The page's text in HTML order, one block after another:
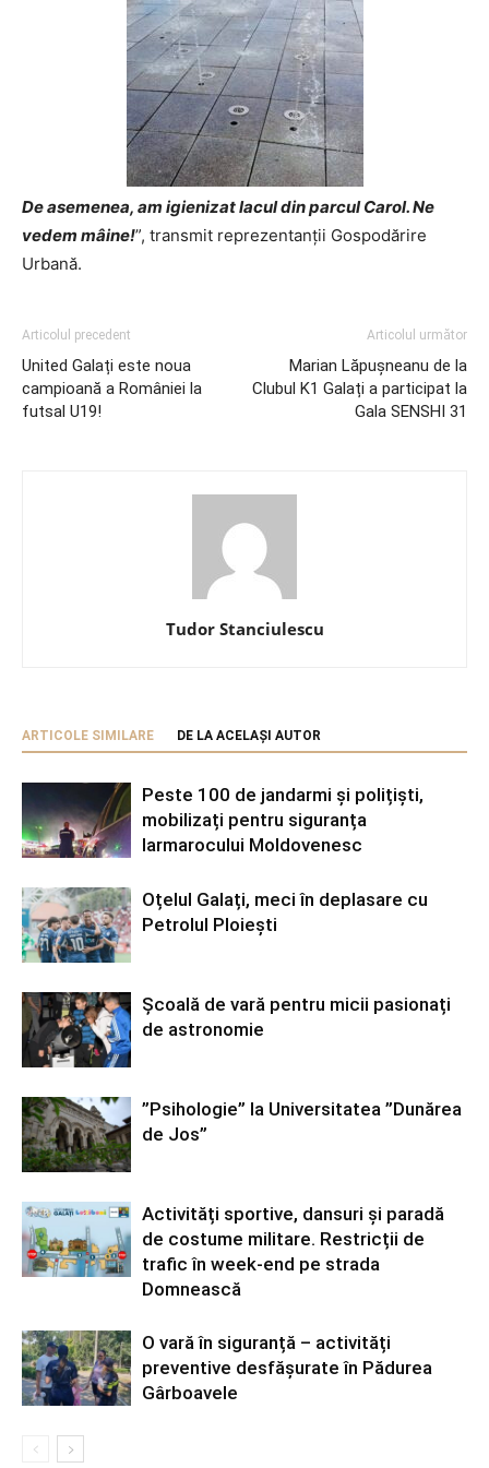
De asemenea, am igienizat lacul din parcul Carol. Ne
vedem mâine!”, transmit reprezentanții Gospodărire
Urbană.
Articolul precedent
United Galați este noua
campioană a României la
futsal U19!
Articolul următor
Marian Lăpușneanu de la
Clubul K1 Galați a participat la
Gala SENSHI 31
Tudor Stanciulescu
ARTICOLE SIMILARE DE LA ACELAȘI AUTOR
Peste 100 de jandarmi și polițiști,
mobilizați pentru siguranța
Iarmarocului Moldovenesc
Oțelul Galați, meci în deplasare cu
Petrolul Ploiești
Școală de vară pentru micii pasionați
de astronomie
”Psihologie” la Universitatea ”Dunărea
de Jos”
Activități sportive, dansuri și paradă
de costume militare. Restricții de
trafic în week-end pe strada
Domnească
O vară în siguranță – activități
preventive desfășurate în Pădurea
Gârboavele